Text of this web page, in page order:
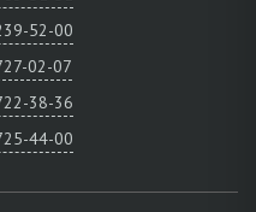
52-00
02-07
38-36
44-00